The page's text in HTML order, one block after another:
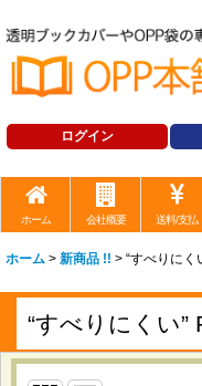
ログイン
ホーム 会社概要 送料/支払
ホーム > 新商品 !! > “すべりにく
“すべりにくい”